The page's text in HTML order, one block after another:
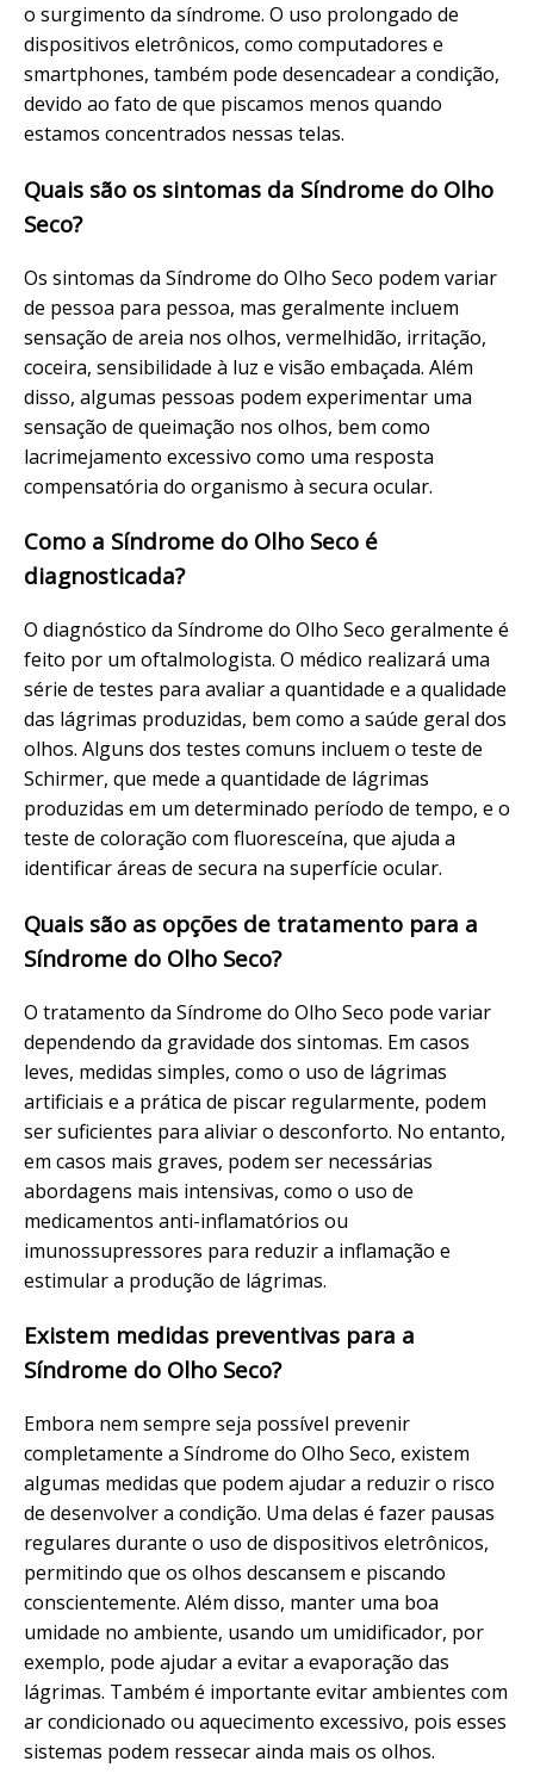
o surgimento da síndrome. O uso prolongado de
dispositivos eletrônicos, como computadores e
smartphones, também pode desencadear a condição,
devido ao fato de que piscamos menos quando
estamos concentrados nessas telas.
Quais são os sintomas da Síndrome do Olho
Seco?
Os sintomas da Síndrome do Olho Seco podem variar
de pessoa para pessoa, mas geralmente incluem
sensação de areia nos olhos, vermelhidão, irritação,
coceira, sensibilidade à luz e visão embaçada. Além
disso, algumas pessoas podem experimentar uma
sensação de queimação nos olhos, bem como
lacrimejamento excessivo como uma resposta
compensatória do organismo à secura ocular.
Como a Síndrome do Olho Seco é
diagnosticada?
O diagnóstico da Síndrome do Olho Seco geralmente é
feito por um oftalmologista. O médico realizará uma
série de testes para avaliar a quantidade e a qualidade
das lágrimas produzidas, bem como a saúde geral dos
olhos. Alguns dos testes comuns incluem o teste de
Schirmer, que mede a quantidade de lágrimas
produzidas em um determinado período de tempo, e o
teste de coloração com fluoresceína, que ajuda a
identificar áreas de secura na superfície ocular.
Quais são as opções de tratamento para a
Síndrome do Olho Seco?
O tratamento da Síndrome do Olho Seco pode variar
dependendo da gravidade dos sintomas. Em casos
leves, medidas simples, como o uso de lágrimas
artificiais e a prática de piscar regularmente, podem
ser suficientes para aliviar o desconforto. No entanto,
em casos mais graves, podem ser necessárias
abordagens mais intensivas, como o uso de
medicamentos anti-inflamatórios ou
imunossupressores para reduzir a inflamação e
estimular a produção de lágrimas.
Existem medidas preventivas para a
Síndrome do Olho Seco?
Embora nem sempre seja possível prevenir
completamente a Síndrome do Olho Seco, existem
algumas medidas que podem ajudar a reduzir o risco
de desenvolver a condição. Uma delas é fazer pausas
regulares durante o uso de dispositivos eletrônicos,
permitindo que os olhos descansem e piscando
conscientemente. Além disso, manter uma boa
umidade no ambiente, usando um umidificador, por
exemplo, pode ajudar a evitar a evaporação das
lágrimas. Também é importante evitar ambientes com
ar condicionado ou aquecimento excessivo, pois esses
sistemas podem ressecar ainda mais os olhos.